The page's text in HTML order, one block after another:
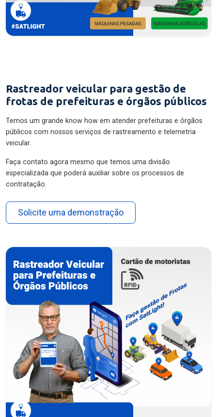
Rastreador veicular para gestão de
frotas de prefeituras e órgãos públicos
Temos um grande know how em atender prefeituras e órgãos
públicos com nossos serviços de rastreamento e telemetria
veicular.
Faça contato agora mesmo que temos uma divisão
especializada que poderá auxiliar sobre os processos de
contratação.
Solicite uma demonstração